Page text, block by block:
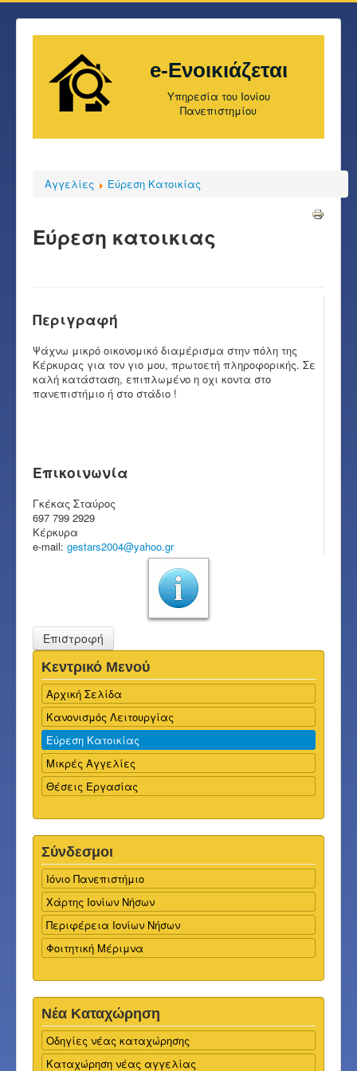
e-Ενοικιάζεται
Υπηρεσία του Ιονίου
Πανεπιστημίου
Αγγελίες Εύρεση Κατοικίας
Εύρεση κατοικιας
Περιγραφή
Ψάχνω μικρό οικονομικό διαμέρισμα στην πόλη της
Κέρκυρας για τον γιο μου, πρωτοετή πληροφορικής. Σε
καλή κατάσταση, επιπλωμένο η οχι κοντα στο
πανεπιστήμιο ή στο στάδιο !
Επικοινωνία
Γκέκας Σταύρος
697 799 2929
Κέρκυρα
e-mail: gestars2004@yahoo.gr
Επιστροφή
Κεντρικό Μενού
Αρχική Σελίδα
Κανονισμός Λειτουργίας
Εύρεση Κατοικίας
Μικρές Αγγελίες
Θέσεις Εργασίας
Σύνδεσμοι
Ιόνιο Πανεπιστήμιο
Χάρτης Ιονίων Νήσων
Περιφέρεια Ιονίων Νήσων
Φοιτητική Μέριμνα
Νέα Καταχώρηση
Οδηγίες νέας καταχώρησης
Καταχώρηση νέας αγγελίας